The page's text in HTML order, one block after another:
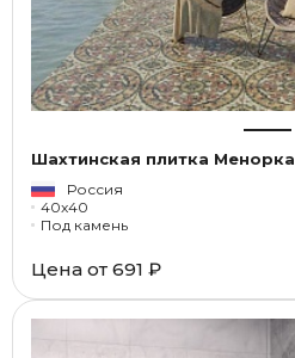
Шахтинская плитка Менорка
Россия
40x40
Под камень
Цена от 691 ₽